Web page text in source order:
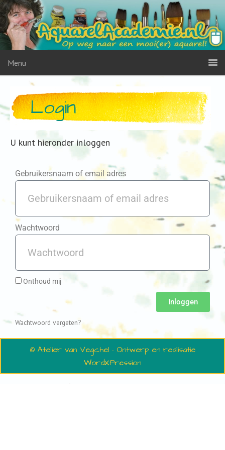
Menu
Login
U kunt hieronder inloggen
Gebruikersnaam of email adres
Wachtwoord
Onthoud mij
Inloggen
Wachtwoord vergeten?
© Atelier van Vegchel · Ontwerp en realisatie
WordXPression